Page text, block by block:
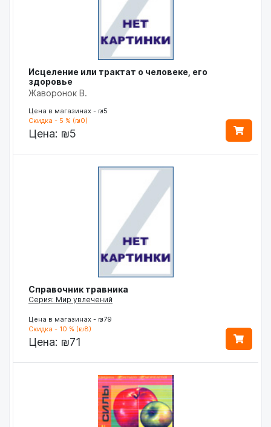
Исцеление или трактат о человеке, его
здоровье
Жаворонок В.
Цена в магазинах - ₪5
Скидка - 5 % (₪0)
Цена: ₪5
Справочник травника
Серия: Мир увлечений
Цена в магазинах - ₪79
Скидка - 10 % (₪8)
Цена: ₪71